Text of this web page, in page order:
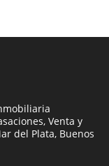
Venta y
del Plata, Buenos